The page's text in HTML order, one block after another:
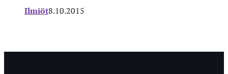
Ilmiöt8.10.2015